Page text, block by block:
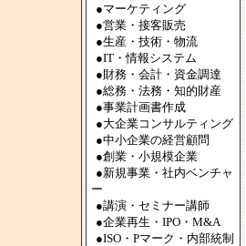
●マーケティング
●営業・接客販売
●生産・技術・物流
●IT・情報システム
●財務・会計・資金調達
●総務・法務・知的財産
●事業計画書作成
●大企業コンサルティング
●中小企業の経営顧問
●創業・小規模企業
●新規事業・社内ベンチャ
ー
●講演・セミナー講師
●企業再生・IPO・M&A
●ISO・Pマーク・内部統制